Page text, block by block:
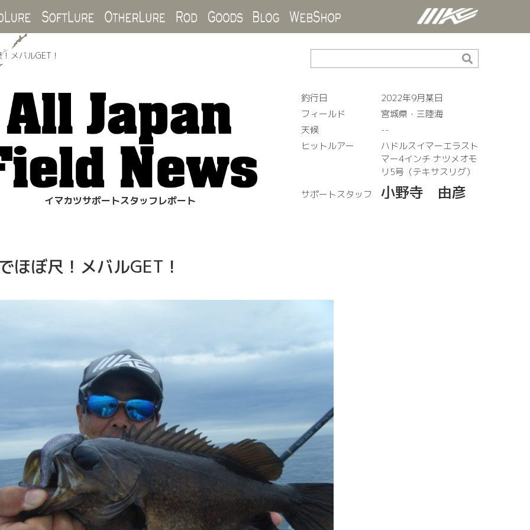
Hard Lure Soft Lure Other Lure
Rod Goods Blog
メバルGET！
イマカツサポートスタッフレポート
釣行日
2022年9月某日
フィールド
宮城県・三陸海
天候
--
ヒットルアー
ハドルスイマーエラスト
マー4インチ ナツメオモ
リ5号（テキサスリグ）
サポートスタッフ
小野寺 由彦
ほぼ尺！メバルGET！